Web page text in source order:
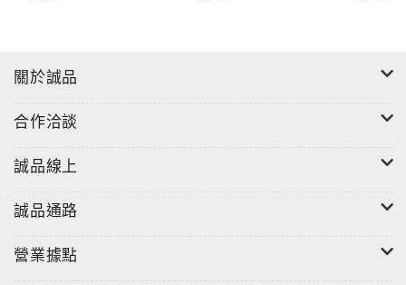
關於誠品
合作洽談
誠品線上
誠品通路
營業據點